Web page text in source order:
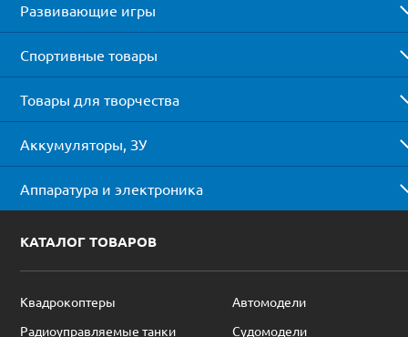
Развивающие игры
Спортивные товары
Товары для творчества
Аккумуляторы, ЗУ
Аппаратура и электроника
КАТАЛОГ ТОВАРОВ
Квадрокоптеры
Автомодели
Радиоуправляемые танки
Судомодели